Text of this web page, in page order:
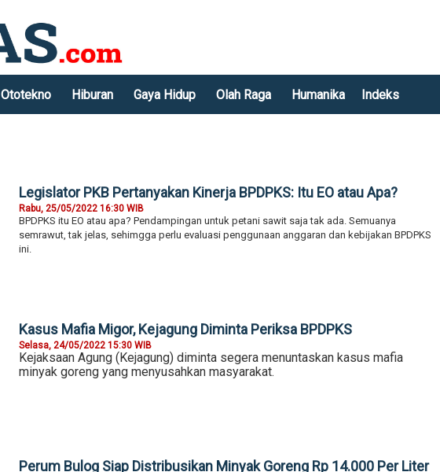
Ototekno Hiburan Gaya Hidup Olah Raga Humanika Indeks
Legislator PKB Pertanyakan Kinerja BPDPKS: Itu EO atau Apa?
Rabu, 25/05/2022 16:30 WIB
BPDPKS itu EO atau apa? Pendampingan untuk petani sawit saja tak ada. Semuanya
semrawut, tak jelas, sehimgga perlu evaluasi penggunaan anggaran dan kebijakan BPDPKS
ini.
Kasus Mafia Migor, Kejagung Diminta Periksa BPDPKS
Selasa, 24/05/2022 15:30 WIB
Kejaksaan Agung (Kejagung) diminta segera menuntaskan kasus mafia
minyak goreng yang menyusahkan masyarakat.
Perum Bulog Siap Distribusikan Minyak Goreng Rp 14.000 Per Liter